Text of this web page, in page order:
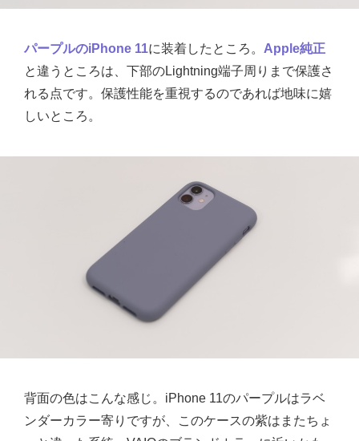
パープルのiPhone 11に装着したところ。 Apple純正
と違うところは、下部のLightning端子周りまで保護さ
れる点です。保護性能を重視するのであれば地味に嬉
しいところ。
背面の色はこんな感じ。iPhone 11のパープルはラベ
ンダーカラー寄りですが、このケースの紫はまたちょ